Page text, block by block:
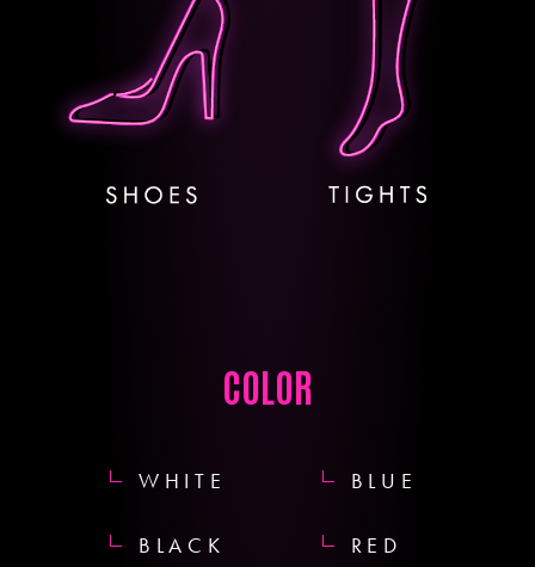
COLOR
WHITE BLUE
BLACK RED